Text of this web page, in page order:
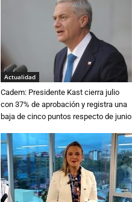
Actualidad
Cadem: Presidente Kast cierra julio
con 37% de aprobación y registra una
baja de cinco puntos respecto de junio